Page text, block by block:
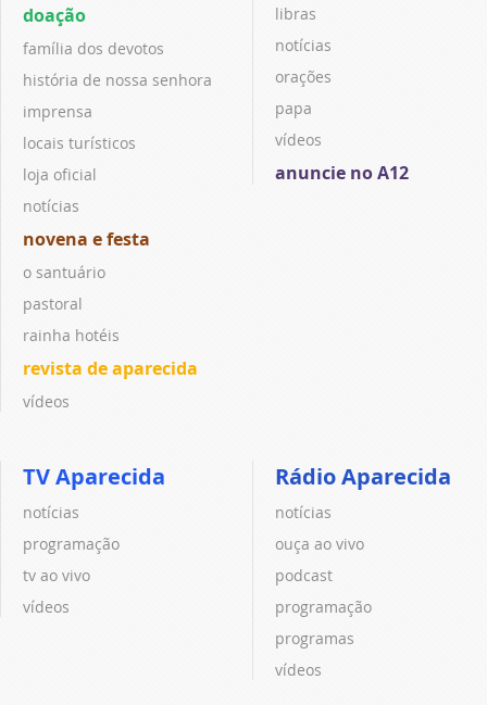
doação
família dos devotos
história de nossa senhora
imprensa
locais turísticos
loja oficial
notícias
novena e festa
o santuário
pastoral
rainha hotéis
revista de aparecida
vídeos
libras
notícias
orações
papa
vídeos
anuncie no A12
TV Aparecida
notícias
programação
tv ao vivo
vídeos
Rádio Aparecida
notícias
ouça ao vivo
podcast
programação
programas
vídeos